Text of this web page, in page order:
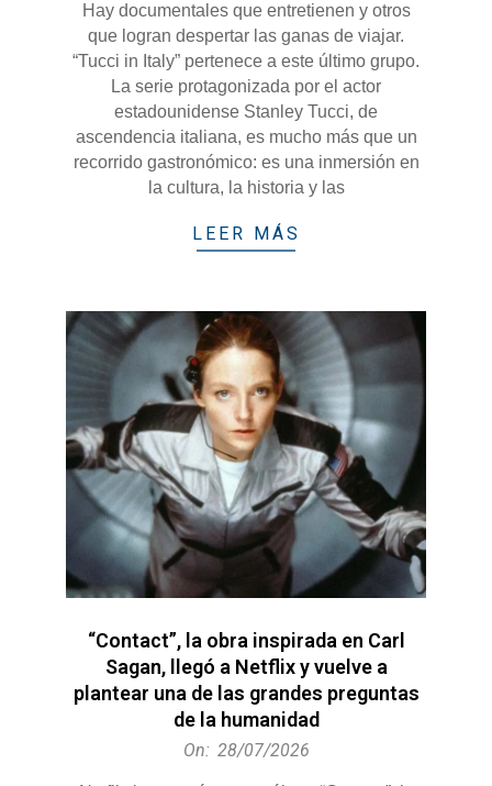
28Hay documentales que entretienen y otros
que logran despertar las ganas de viajar.
“Tucci in Italy” pertenece a este último grupo.
La serie protagonizada por el actor
estadounidense Stanley Tucci, de
ascendencia italiana, es mucho más que un
recorrido gastronómico: es una inmersión en
la cultura, la historia y las
LEER MÁS
“Contact”, la obra inspirada en Carl
Sagan, llegó a Netflix y vuelve a
plantear una de las grandes preguntas
de la humanidad
On: 28/07/2026